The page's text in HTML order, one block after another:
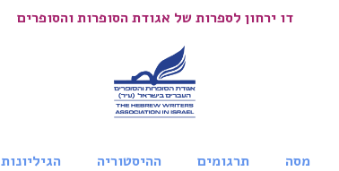
דו ירחון לספרות של אגודת הסופרות והסופרים
מסה תרגומים ההיסטוריה הגיליונות